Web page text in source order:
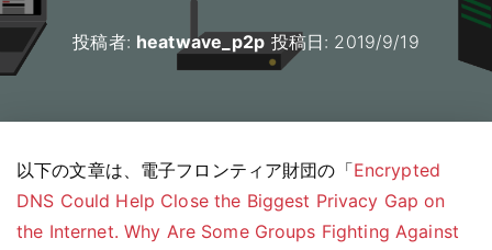
投稿者: heatwave_p2p 投稿日: 2019/9/19
以下の文章は、電子フロンティア財団の「Encrypted
DNS Could Help Close the Biggest Privacy Gap on
the Internet. Why Are Some Groups Fighting Against